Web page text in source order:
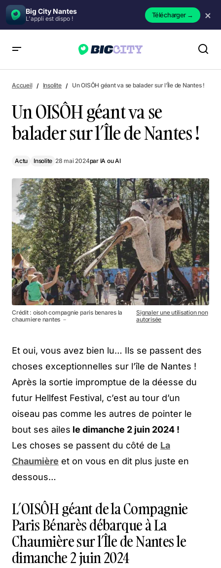
Big City Nantes
L'appli est dispo ! Télécharger→ ×
Un OISÔH géant va se balader sur l’Île de Nantes !
Accueil Insolite Un OISÔH géant va se balader sur l’Île de Nantes !
Un OISÔH géant va se
balader sur l’Île de Nantes !
Actu Insolite 28 mai 2024par IA ou AI
Crédit : oisoh compagnie paris benares la
chaumiere nantes －
Signaler une utilisation non
autorisée
Et oui, vous avez bien lu… Ils se passent des
choses exceptionnelles sur l’île de Nantes !
Après la sortie impromptue de la déesse du
futur Hellfest Festival, c’est au tour d’un
oiseau pas comme les autres de pointer le
bout ses ailes le dimanche 2 juin 2024 !
Les choses se passent du côté de La
Chaumière et on vous en dit plus juste en
dessous…
L’OISÔH géant de la Compagnie
Paris Bénarès débarque à La
Chaumière sur l’Île de Nantes le
dimanche 2 juin 2024